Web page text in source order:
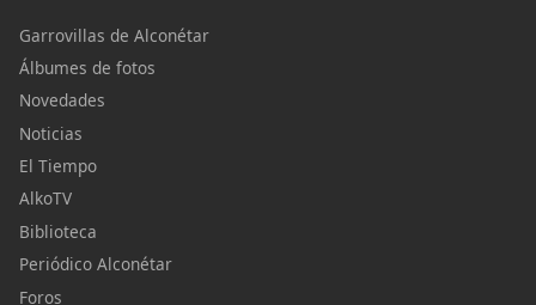
Garrovillas de Alconétar
Álbumes de fotos
Novedades
Noticias
El Tiempo
AlkoTV
Biblioteca
Periódico Alconétar
Foros